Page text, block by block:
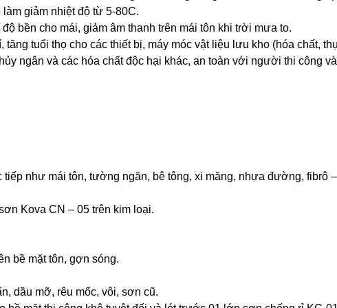
giảm nhiệt độ từ 5-80C.
bền cho mái, giảm âm thanh trên mái tôn khi trời mưa to.
tuổi thọ cho các thiết bị, máy móc vật liệu lưu kho (hóa chất,
ngân và các hóa chất độc hại khác, an toàn với người thi công
như mái tôn, tường ngăn, bê tông, xi măng, nhựa đường, fibrô
Kova CN – 05 trên kim loại.
bề mặt tôn, gợn sóng.
dầu mỡ, rêu mốc, vôi, sơn cũ.